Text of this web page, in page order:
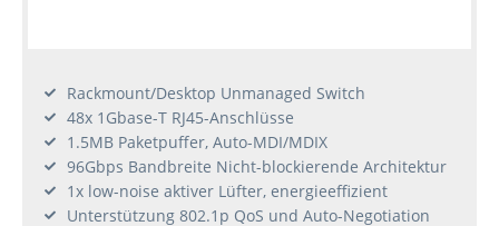
Rackmount/Desktop Unmanaged Switch
48x 1Gbase-T RJ45-Anschlüsse
1.5MB Paketpuffer, Auto-MDI/MDIX
96Gbps Bandbreite Nicht-blockierende Architektur
1x low-noise aktiver Lüfter, energieeffizient
Unterstützung 802.1p QoS und Auto-Negotiation